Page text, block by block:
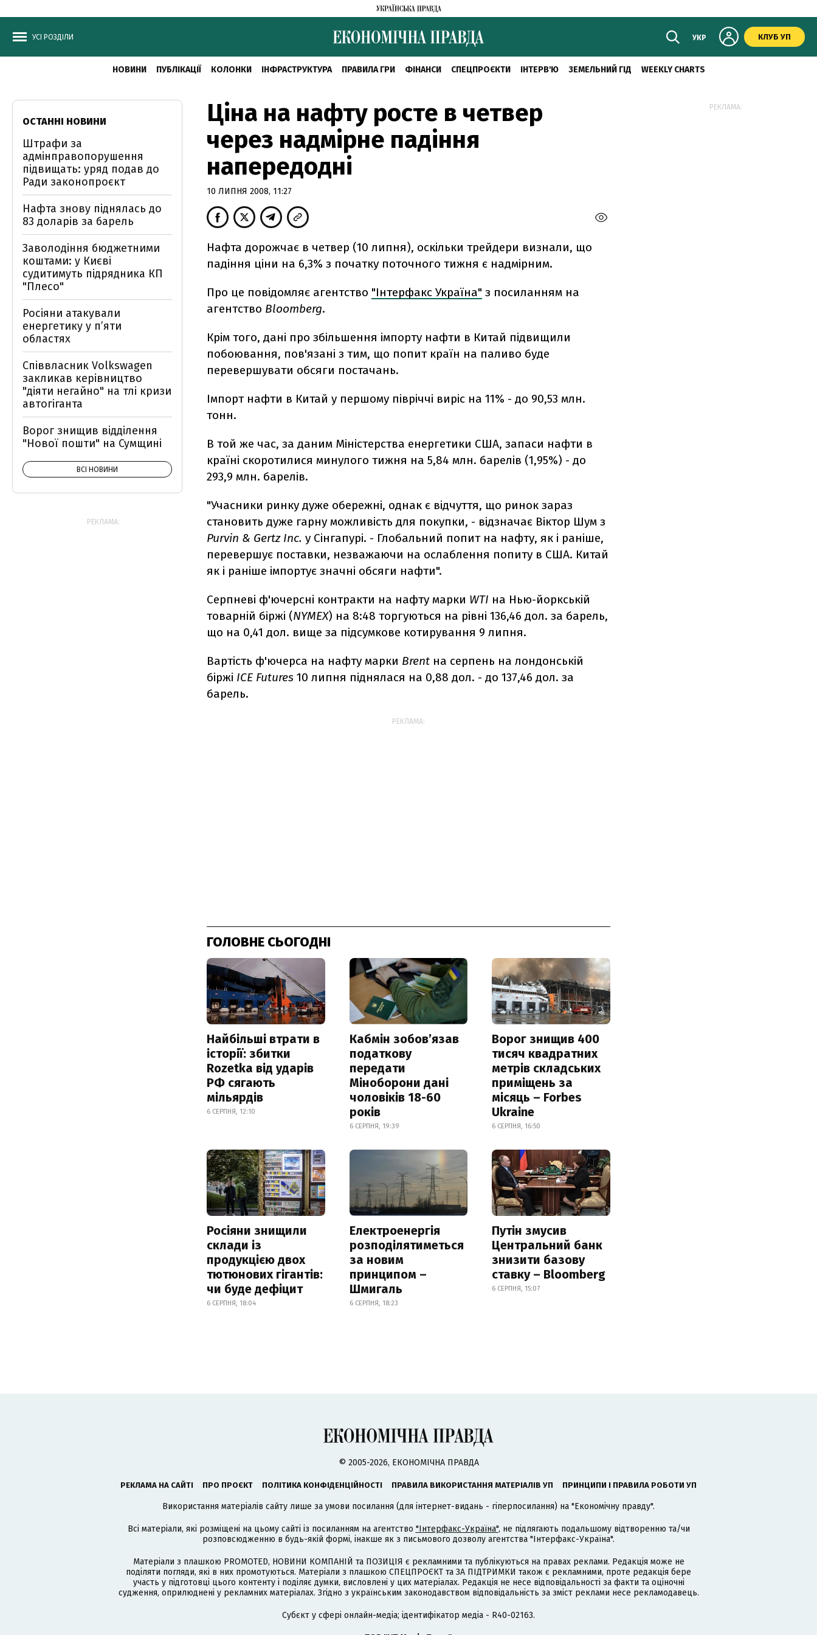
УСІ РОЗДІЛИ УКР КЛУБ УП
НОВИНИ ПУБЛІКАЦІЇ КОЛОНКИ ІНФРАСТРУКТУРА ПРАВИЛА ГРИ ФІНАНСИ СПЕЦПРОЄКТИ ІНТЕРВ'Ю ЗЕМЕЛЬНИЙ ГІД WEEKLY CHARTS
Ціна на нафту росте в четвер
через надмірне падіння
напередодні
10 ЛИПНЯ 2008, 11:27
Нафта дорожчає в четвер (10 липня), оскільки трейдери визнали, що
падіння ціни на 6,3% з початку поточного тижня є надмірним.
Про це повідомляє агентство "Інтерфакс Україна" з посиланням на
агентство Bloomberg.
Крім того, дані про збільшення імпорту нафти в Китай підвищили
побоювання, пов'язані з тим, що попит країн на паливо буде
перевершувати обсяги постачань.
Імпорт нафти в Китай у першому півріччі виріс на 11% - до 90,53 млн.
тонн.
В той же час, за даним Міністерства енергетики США, запаси нафти в
країні скоротилися минулого тижня на 5,84 млн. барелів (1,95%) - до
293,9 млн. барелів.
"Учасники ринку дуже обережні, однак є відчуття, що ринок зараз
становить дуже гарну можливість для покупки, - відзначає Віктор Шум з
Purvin & Gertz Inc. у Сінгапурі. - Глобальний попит на нафту, як і раніше,
перевершує поставки, незважаючи на ослаблення попиту в США. Китай
як і раніше імпортує значні обсяги нафти".
Серпневі ф'ючерсні контракти на нафту марки WTI на Нью-йоркській
товарній біржі (NYMEX) на 8:48 торгуються на рівні 136,46 дол. за барель,
що на 0,41 дол. вище за підсумкове котирування 9 липня.
Вартість ф'ючерса на нафту марки Brent на серпень на лондонській
біржі ICE Futures 10 липня піднялася на 0,88 дол. - до 137,46 дол. за
барель.
РЕКЛАМА:
ГОЛОВНЕ СЬОГОДНІ
Найбільші втрати в
історії: збитки
Rozetka від ударів
РФ сягають
мільярдів
6 СЕРПНЯ, 12:10
Кабмін зобовʼязав
податкову
передати
Міноборони дані
чоловіків 18-60
років
6 СЕРПНЯ, 19:39
Ворог знищив 400
тисяч квадратних
метрів складських
приміщень за
місяць – Forbes
Ukraine
6 СЕРПНЯ, 16:50
Росіяни знищили
склади із
продукцією двох
тютюнових гігантів:
чи буде дефіцит
6 СЕРПНЯ, 18:04
Електроенергія
розподілятиметься
за новим
принципом –
Шмигаль
6 СЕРПНЯ, 18:23
Путін змусив
Центральний банк
знизити базову
ставку – Bloomberg
6 СЕРПНЯ, 15:07
ОСТАННІ НОВИНИ
Штрафи за
адмінправопорушення
підвищать: уряд подав до
Ради законопроєкт
Нафта знову піднялась до
83 доларів за барель
Заволодіння бюджетними
коштами: у Києві
судитимуть підрядника КП
"Плесо"
Росіяни атакували
енергетику у пʼяти
областях
Співвласник Volkswagen
закликав керівництво
"діяти негайно" на тлі кризи
автогіганта
Ворог знищив відділення
"Нової пошти" на Сумщині
ВСІ НОВИНИ
РЕКЛАМА:
РЕКЛАМА:
© 2005-2026, ЕКОНОМІЧНА ПРАВДА
РЕКЛАМА НА САЙТІ ПРО ПРОЄКТ ПОЛІТИКА КОНФІДЕНЦІЙНОСТІ ПРАВИЛА ВИКОРИСТАННЯ МАТЕРІАЛІВ УП ПРИНЦИПИ І ПРАВИЛА РОБОТИ УП
Використання матеріалів сайту лише за умови посилання (для інтернет-видань - гіперпосилання) на "Економічну правду".
Всі матеріали, які розміщені на цьому сайті із посиланням на агентство "Інтерфакс-Україна", не підлягають подальшому відтворенню та/чи
розповсюдженню в будь-якій формі, інакше як з письмового дозволу агентства "Інтерфакс-Україна".
Матеріали з плашкою PROMOTED, НОВИНИ КОМПАНІЙ та ПОЗИЦІЯ є рекламними та публікуються на правах реклами. Редакція може не
поділяти погляди, які в них промотуються. Матеріали з плашкою СПЕЦПРОЄКТ та ЗА ПІДТРИМКИ також є рекламними, проте редакція бере
участь у підготовці цього контенту і поділяє думки, висловлені у цих матеріалах. Редакція не несе відповідальності за факти та оціночні
судження, оприлюднені у рекламних матеріалах. Згідно з українським законодавством відповідальність за зміст реклами несе рекламодавець.
Cубєкт у сфері онлайн-медіа; ідентифікатор медіа - R40-02163.